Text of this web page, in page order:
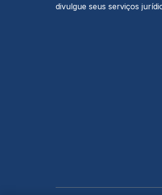
divulgue seus serviços